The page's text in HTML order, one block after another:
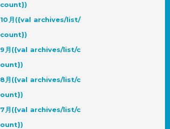
count})
10月({val archives/list/
count})
9月({val archives/list/c
ount})
8月({val archives/list/c
ount})
7月({val archives/list/c
ount})